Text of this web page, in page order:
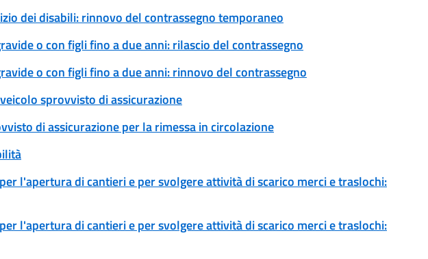
dei disabili: rinnovo del contrassegno temporaneo
o con figli fino a due anni: rilascio del contrassegno
o con figli fino a due anni: rinnovo del contrassegno
sprovvisto di assicurazione
di assicurazione per la rimessa in circolazione
l'apertura di cantieri e per svolgere attività di scarico merci e traslochi:
l'apertura di cantieri e per svolgere attività di scarico merci e traslochi: